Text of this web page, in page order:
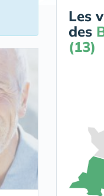
Les
des
(13)